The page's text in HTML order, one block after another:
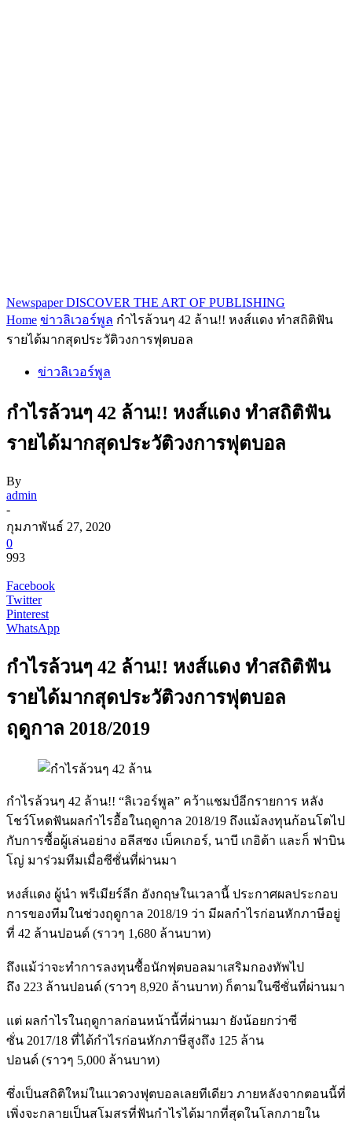
Newspaper DISCOVER THE ART OF PUBLISHING
Home ข่าวลิเวอร์พูล กำไรล้วนๆ 42 ล้าน!! หงส์แดง ทำสถิติฟัน
รายได้มากสุดประวัติวงการฟุตบอล
ข่าวลิเวอร์พูล
กำไรล้วนๆ 42 ล้าน!! หงส์แดง ทำสถิติฟัน
รายได้มากสุดประวัติวงการฟุตบอล
By
admin
-
กุมภาพันธ์ 27, 2020
0
993
Facebook
Twitter
Pinterest
WhatsApp
กำไรล้วนๆ 42 ล้าน!! หงส์แดง ทำสถิติฟัน
รายได้มากสุดประวัติวงการฟุตบอล
ฤดูกาล 2018/2019
กำไรล้วนๆ 42 ล้าน!! “ลิเวอร์พูล” คว้าแชมป์อีกรายการ หลัง
โชว์โหดฟันผลกำไรอื้อในฤดูกาล 2018/19 ถึงแม้ลงทุนก้อนโตไป
กับการซื้อผู้เล่นอย่าง อลีสซง เบ็คเกอร์, นาบี เกอิต้า และก็ ฟาบิน
โญ่ มาร่วมทีมเมื่อซีซั่นที่ผ่านมา
หงส์แดง ผู้นำ พรีเมียร์ลีก อังกฤษในเวลานี้ ประกาศผลประกอบ
การของทีมในช่วงฤดูกาล 2018/19 ว่า มีผลกำไรก่อนหักภาษีอยู่
ที่ 42 ล้านปอนด์ (ราวๆ 1,680 ล้านบาท)
ถึงแม้ว่าจะทำการลงทุนซื้อนักฟุตบอลมาเสริมกองทัพไป
ถึง 223 ล้านปอนด์ (ราวๆ 8,920 ล้านบาท) ก็ตามในซีซั่นที่ผ่านมา
แต่ ผลกำไรในฤดูกาลก่อนหน้านี้ที่ผ่านมา ยังน้อยกว่าซี
ซั่น 2017/18 ที่ได้กำไรก่อนหักภาษีสูงถึง 125 ล้าน
ปอนด์ (ราวๆ 5,000 ล้านบาท)
ซึ่งเป็นสถิติใหม่ในแวดวงฟุตบอลเลยทีเดียว ภายหลังจากตอนนี้ที่
เพิ่งจะกลายเป็นสโมสรที่ฟันกำไรได้มากที่สุดในโลกภายใน